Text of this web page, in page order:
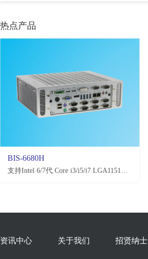
热点产品
BIS-6680H
支持Intel 6/7代 Core i3/i5/i7 LGA1151处理器，H110/Q170/C236，4*USB3.0, 4*USB2.0，2-10*COM(可选)
资讯中心 关于我们 招贤纳士